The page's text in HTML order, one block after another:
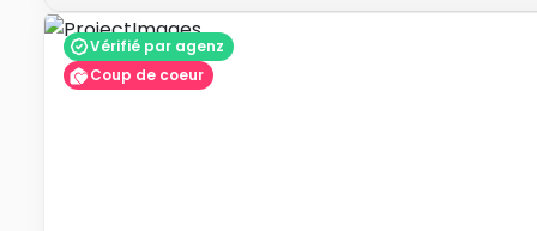
Vérifié par agenz
Coup de coeur